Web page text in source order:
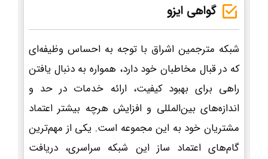
گواهی ایزو
شبکه مترجمین اشراق با توجه به احساس وظیفه‌ای
که در قبال مخاطبان خود دارد، همواره به دنبال یافتن
راهی برای بهبود کیفیت، ارائه خدمات در حد و
اندازه‌های بین‌المللی و افزایش هرچه بیشتر اعتماد
مشتریان خود به این مجموعه است. یکی از مهم‌ترین
گام‌های اعتماد ساز این شبکه سراسری، دریافت